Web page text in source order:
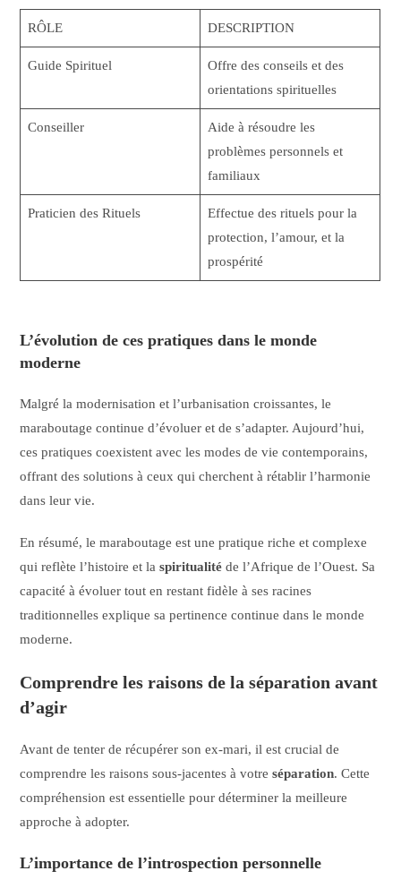
RÔLE DESCRIPTION
Guide Spirituel
Offre des conseils et des
orientations spirituelles
Conseiller
Aide à résoudre les
problèmes personnels et
familiaux
Praticien des Rituels
Effectue des rituels pour la
protection, l’amour, et la
prospérité
L’évolution de ces pratiques dans le monde
moderne
Malgré la modernisation et l’urbanisation croissantes, le
maraboutage continue d’évoluer et de s’adapter. Aujourd’hui,
ces pratiques coexistent avec les modes de vie contemporains,
offrant des solutions à ceux qui cherchent à rétablir l’harmonie
dans leur vie.
En résumé, le maraboutage est une pratique riche et complexe
qui reflète l’histoire et laspiritualité de l’Afrique de l’Ouest. Sa
capacité à évoluer tout en restant fidèle à ses racines
traditionnelles explique sa pertinence continue dans le monde
moderne.
Comprendre les raisons de la séparation avant
d’agir
Avant de tenter de récupérer son ex-mari, il est crucial de
comprendre les raisons sous-jacentes à votreséparation. Cette
compréhension est essentielle pour déterminer la meilleure
approche à adopter.
L’importance de l’introspection personnelle